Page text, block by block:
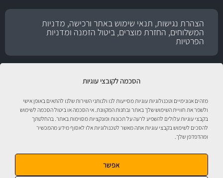
הסכמה לקובצי עוגיות
מזהים אנונימיים וטכנולוגיות עוגיות מסייעות לנו ולנותני השירות שלנו להתאים באופן אישי
ולשפר את חוויית השימוש שלך באתר ובחנות המקוונת. אי הסכמה או ביטול הסכמה לשימוש
בקבצי עוגיות עלולים להשפיע לרעה על תכונות ופונקציות מסוימות באתר. בהחלטתך
להסכים לשימוש בקבצי עוגיות אתה מאשר לטכנולוגיות אלו לאסוף מידע מהמכשיר
ומהדפדפן שלך.
אפשר
הצהרת נגישות, תנאי שימוש באתר ורכישה, מדניות
המשלוחים, החזרת מוצרים, ביטול הזמנה ומדניות
הפרטיות